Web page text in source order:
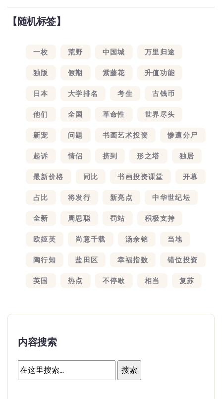
【随机标签】
一枚 荒野 中国城 万里归途
独版 假期 紫藤花 升值功能
日本 大学排名 考生 古钱币
他们 全国 革命性 世界尽头
新宠 问题 书画艺术投资 惨遭分尸
起诉 情侣 挤到 形之塔 独居
最新价格 同比 书画投资课堂 开幕
占比 将发行 新亮点 中华世纪坛
全新 周思聪 罚站 积极支持
欧姬芙 尚意千载 汤余铭 当地
陶行知 盐田区 幸福指数 错位投资
英国 热点 不停歇 相当 复苏
内容搜索